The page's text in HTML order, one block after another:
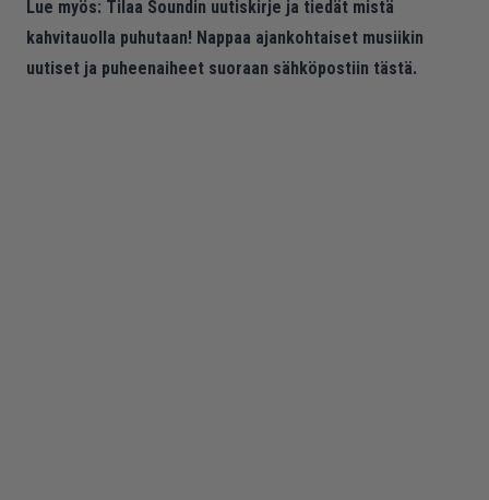
Lue myös: Tilaa Soundin uutiskirje ja tiedät mistä
kahvitauolla puhutaan! Nappaa ajankohtaiset musiikin
uutiset ja puheenaiheet suoraan sähköpostiin tästä.